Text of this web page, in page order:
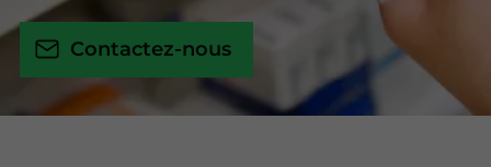
Contactez-nous